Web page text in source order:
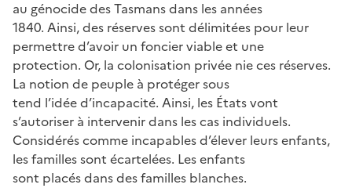
au génocide des Tasmans dans les années
1840. Ainsi, des réserves sont délimitées pour leur
permettre d’avoir un foncier viable et une
protection. Or, la colonisation privée nie ces réserves.
La notion de peuple à protéger sous
tend l’idée d’incapacité. Ainsi, les États vont
s’autoriser à intervenir dans les cas individuels.
Considérés comme incapables d’élever leurs enfants,
les familles sont écartelées. Les enfants
sont placés dans des familles blanches.